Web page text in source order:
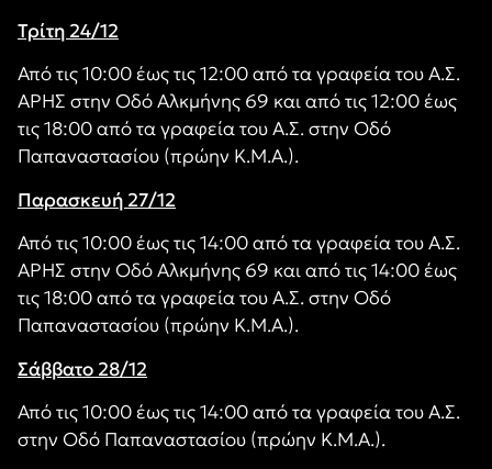
Τρίτη 24/12
Από τις 10:00 έως τις 12:00από τα γραφεία του Α.Σ.
ΑΡΗΣ στην Οδό Αλκμήνης 69 και από τις 12:00 έως
τις 18:00 από τα γραφεία του Α.Σ. στην Οδό
Παπαναστασίου (πρώην Κ.Μ.Α.).
Παρασκευή 27/12
Από τις 10:00 έως τις 14:00 από τα γραφεία του Α.Σ.
ΑΡΗΣ στην Οδό Αλκμήνης 69 και από τις 14:00 έως
τις 18:00 από τα γραφεία του Α.Σ. στην Οδό
Παπαναστασίου (πρώην Κ.Μ.Α.).
Σάββατο 28/12
Από τις 10:00 έως τις 14:00 από τα γραφεία του Α.Σ.
στην Οδό Παπαναστασίου (πρώην Κ.Μ.Α.).